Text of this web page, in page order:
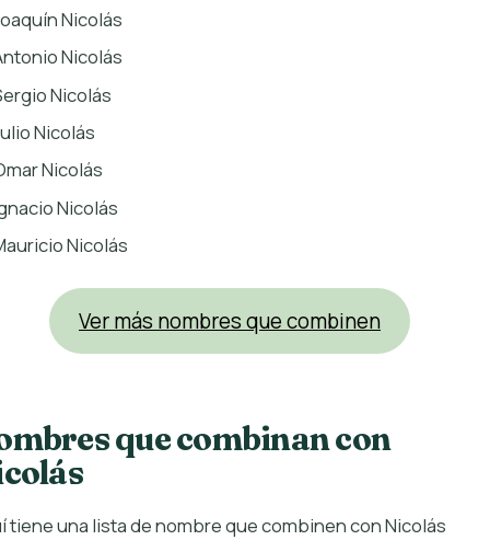
Nicolás
Nicolás
Nicolás
Nicolás
Nicolás
Nicolás
Nicolás
Ver más nombres que combinen
que combinan con
tiene una lista de nombre que combinen con Nicolás